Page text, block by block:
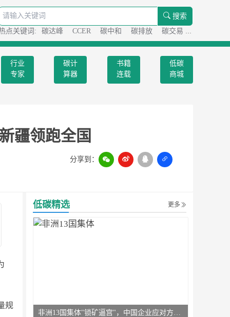
搜索
点关键词:
碳达峰 CCER 碳中和 碳排放 碳交易
行业
专家
碳计
算器
书籍
连载
低碳
商城
疆领跑全国
分享到：
规
低碳精选 更多
非洲13国集体"锁矿逼宫"，中国企业应对方案曝光